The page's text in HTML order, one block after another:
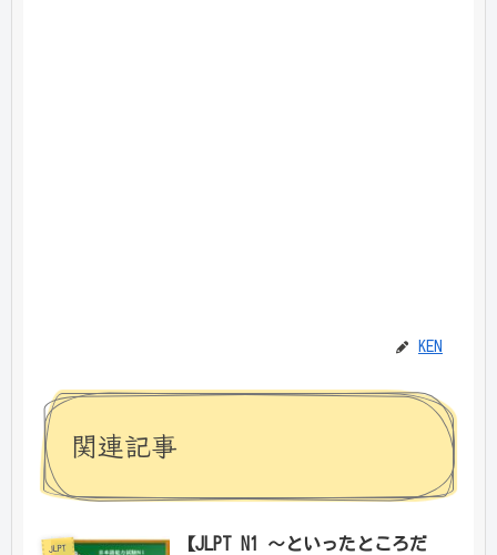
KEN
関連記事
JLPT
【JLPT N1 ～といったところだ